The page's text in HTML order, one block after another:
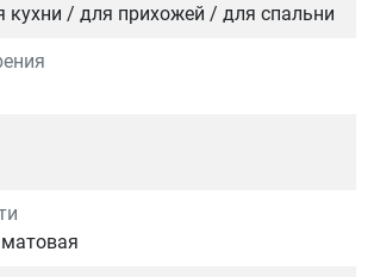
кухни / для прихожей / для спальни